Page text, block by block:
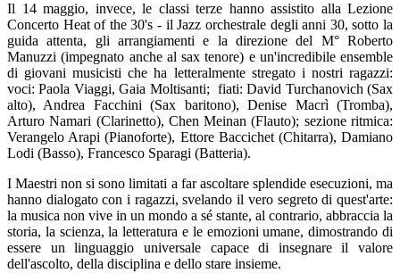
Il 14 maggio, invece, le classi terze hanno assistito alla Lezione
Concerto Heat of the 30's - il Jazz orchestrale degli anni 30, sotto la
guida attenta, gli arrangiamenti e la direzione del M° Roberto
Manuzzi (impegnato anche al sax tenore) e un'incredibile ensemble
di giovani musicisti che ha letteralmente stregato i nostri ragazzi:
voci: Paola Viaggi, Gaia Moltisanti; fiati: David Turchanovich (Sax
alto), Andrea Facchini (Sax baritono), Denise Macrì (Tromba),
Arturo Namari (Clarinetto), Chen Meinan (Flauto); sezione ritmica:
Verangelo Arapi (Pianoforte), Ettore Baccichet (Chitarra), Damiano
Lodi (Basso), Francesco Sparagi (Batteria).
I Maestri non si sono limitati a far ascoltare splendide esecuzioni, ma
hanno dialogato con i ragazzi, svelando il vero segreto di quest'arte:
la musica non vive in un mondo a sé stante, al contrario, abbraccia la
storia, la scienza, la letteratura e le emozioni umane, dimostrando di
essere un linguaggio universale capace di insegnare il valore
dell'ascolto, della disciplina e dello stare insieme.